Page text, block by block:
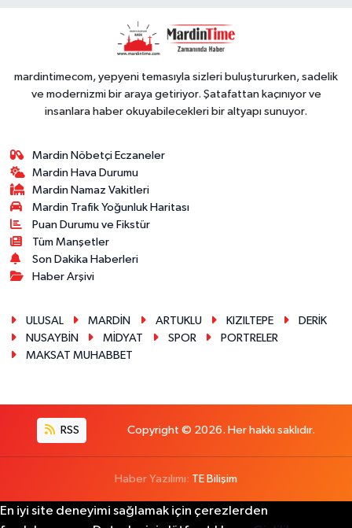
mardintimecom, yepyeni temasıyla sizleri buluştururken, sadelik
ve modernizmi bir araya getiriyor. Şatafattan kaçınıyor ve
insanlara haber okuyabilecekleri bir altyapı sunuyor.
Mardin Nöbetçi Eczaneler
Mardin Hava Durumu
Mardin Namaz Vakitleri
Mardin Trafik Yoğunluk Haritası
Puan Durumu ve Fikstür
Tüm Manşetler
Son Dakika Haberleri
Haber Arşivi
ULUSAL MARDİN ARTUKLU KIZILTEPE
DERİK
NUSAYBİN
MİDYAT SPOR
PORTRELER
MAKSAT MUHABBET
RSS Copyright © 2026. Her hakkı saklıdır.
Haber Yazılımı: TE Bilişim
En iyi site deneyimi sağlamak için çerezlerden